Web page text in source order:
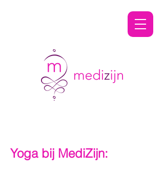
Yoga bij MediZijn: